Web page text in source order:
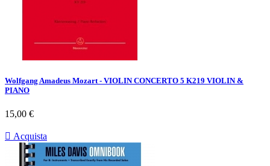
Wolfgang Amadeus Mozart - VIOLIN CONCERTO 5 K219 VIOLIN &
PIANO
Prezzo
15,00 €
 Acquista